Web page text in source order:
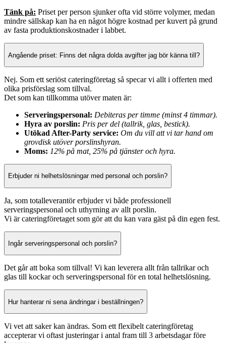
Tänk på: Priset per person sjunker ofta vid större volymer, medan
mindre sällskap kan ha en något högre kostnad per kuvert på grund
av fasta produktionskostnader i labbet.
Angående priset: Finns det några dolda avgifter jag bör känna till?
Nej. Som ett seriöst cateringföretag så specar vi allt i offerten med
olika prisförslag som tillval.
Det som kan tillkomma utöver maten är:
Serveringspersonal: Debiteras per timme (minst 4 timmar).
Hyra av porslin: Pris per del (tallrik, glas, bestick).
Utökad After-Party service: Om du vill att vi tar hand om
grovdisk utöver porslinshyran.
Moms: 12% på mat, 25% på tjänster och hyra.
Erbjuder ni helhetslösningar med personal och porslin?
Ja, som totalleverantör erbjuder vi både professionell
serveringspersonal och uthyrning av allt porslin.
Vi är cateringföretaget som gör att du kan vara gäst på din egen fest.
Ingår serveringspersonal och porslin?
Det går att boka som tillval! Vi kan leverera allt från tallrikar och
glas till kockar och serveringspersonal för en total helhetslösning.
Hur hanterar ni sena ändringar i beställningen?
Vi vet att saker kan ändras. Som ett flexibelt cateringföretag
accepterar vi oftast justeringar i antal fram till 3 arbetsdagar före